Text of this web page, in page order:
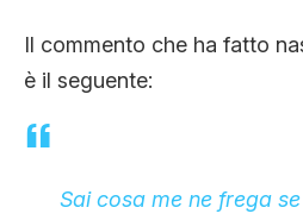
Il commento che ha fatto
è il seguente:
Sai cosa me ne frega